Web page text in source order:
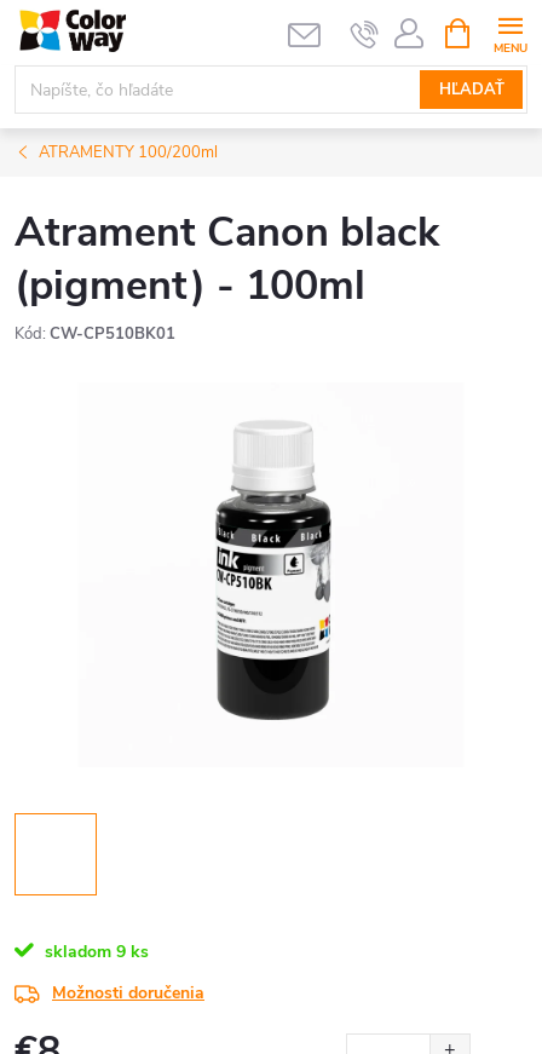
Prejsť
obsah
HĽADAŤ
KOŠÍK
ATRAMENTY 100/200ml
Atrament Canon black
(pigment) - 100ml
Kód: CW-CP510BK01
skladom 9 ks
Možnosti doručenia